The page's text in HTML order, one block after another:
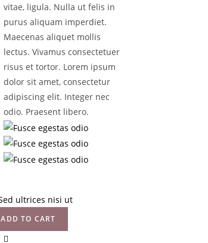
vitae, ligula. Nulla ut felis in
purus aliquam imperdiet.
Maecenas aliquet mollis
lectus. Vivamus consectetuer
risus et tortor. Lorem ipsum
dolor sit amet, consectetur
adipiscing elit. Integer nec
odio. Praesent libero.
ADD TO CART